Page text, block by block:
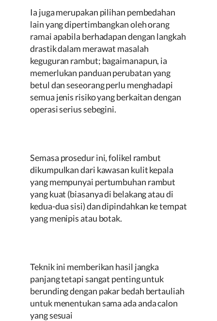
Ia juga merupakan pilihan pembedahan
lain yang dipertimbangkan oleh orang
ramai apabila berhadapan dengan langkah
drastik dalam merawat masalah
keguguran rambut; bagaimanapun, ia
memerlukan panduan perubatan yang
betul dan seseorang perlu menghadapi
semua jenis risiko yang berkaitan dengan
operasi serius sebegini.
Semasa prosedur ini, folikel rambut
dikumpulkan dari kawasan kulit kepala
yang mempunyai pertumbuhan rambut
yang kuat (biasanya di belakang atau di
kedua-dua sisi) dan dipindahkan ke tempat
yang menipis atau botak.
Teknik ini memberikan hasil jangka
panjang tetapi sangat penting untuk
berunding dengan pakar bedah bertauliah
untuk menentukan sama ada anda calon
yang sesuai